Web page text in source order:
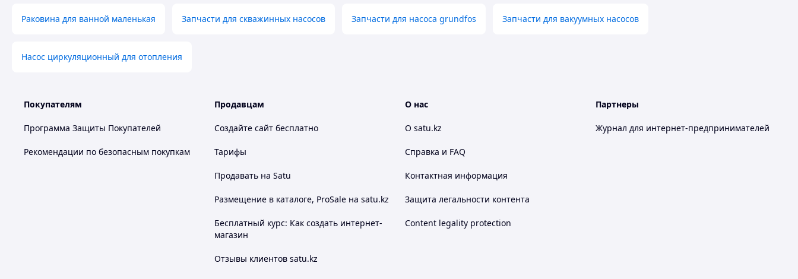
Раковина для ванной маленькая Запчасти для скважинных насосов Запчасти для насоса grundfos Запчасти для вакуумных насосов
Насос циркуляционный для отопления
Покупателям
Программа Защиты Покупателей
Рекомендации по безопасным покупкам
Продавцам
Создайте сайт бесплатно
Тарифы
Продавать на Satu
Размещение в каталоге, ProSale на satu.kz
Бесплатный курс: Как создать интернет-
магазин
Отзывы клиентов satu.kz
О нас
О satu.kz
Справка и FAQ
Контактная информация
Защита легальности контента
Content legality protection
Партнеры
Журнал для интернет-предпринимателей